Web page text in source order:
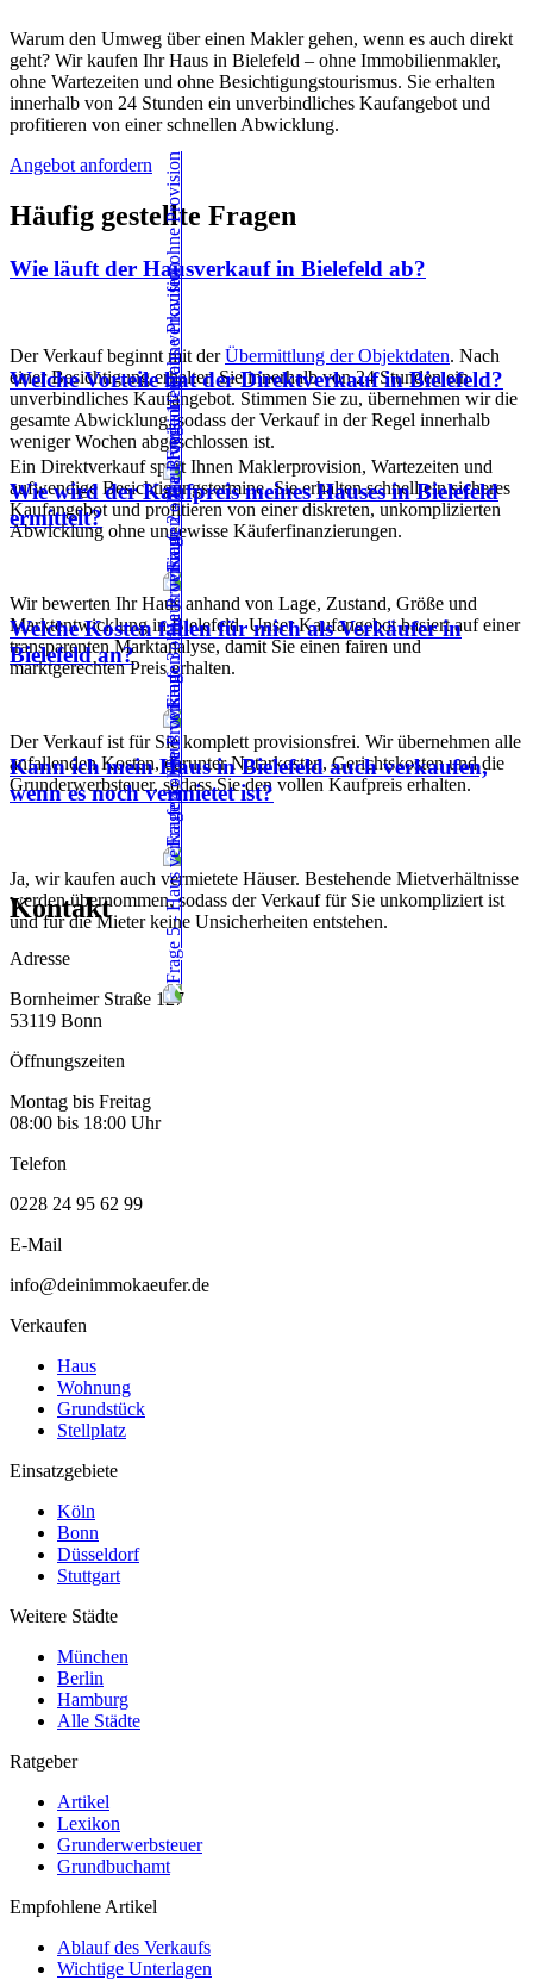
Warum den Umweg über einen Makler gehen, wenn es auch direkt
geht? Wir kaufen Ihr Haus in Bielefeld – ohne Immobilienmakler,
ohne Wartezeiten und ohne Besichtigungstourismus. Sie erhalten
innerhalb von 24 Stunden ein unverbindliches Kaufangebot und
profitieren von einer schnellen Abwicklung.
Angebot anfordern
Häufig gestellte Fragen
Wie läuft der Hausverkauf in Bielefeld ab?
Der Verkauf beginnt mit derÜbermittlung der Objektdaten. Nach
einer Besichtigung erhalten Sie innerhalb von 24 Stunden ein
unverbindliches Kaufangebot. Stimmen Sie zu, übernehmen wir die
gesamte Abwicklung, sodass der Verkauf in der Regel innerhalb
weniger Wochen abgeschlossen ist.
Welche Vorteile hat der Direktverkauf in Bielefeld?
Ein Direktverkauf spart Ihnen Maklerprovision, Wartezeiten und
aufwendige Besichtigungstermine. Sie erhalten schnell ein sicheres
Kaufangebot und profitieren von einer diskreten, unkomplizierten
Abwicklung ohne ungewisse Käuferfinanzierungen.
Wie wird der Kaufpreis meines Hauses in Bielefeld
ermittelt?
Wir bewerten Ihr Haus anhand von Lage, Zustand, Größe und
Marktentwicklung in Bielefeld. Unser Kaufangebot basiert auf einer
transparenten Marktanalyse, damit Sie einen fairen und
marktgerechten Preis erhalten.
Welche Kosten fallen für mich als Verkäufer in
Bielefeld an?
Der Verkauf ist für Sie komplett provisionsfrei. Wir übernehmen alle
anfallenden Kosten, darunter Notarkosten, Gerichtskosten und die
Grunderwerbsteuer, sodass Sie den vollen Kaufpreis erhalten.
Kann ich mein Haus in Bielefeld auch verkaufen,
wenn es noch vermietet ist?
Ja, wir kaufen auch vermietete Häuser. Bestehende Mietverhältnisse
werden übernommen, sodass der Verkauf für Sie unkompliziert ist
und für die Mieter keine Unsicherheiten entstehen.
Kontakt
Adresse
Bornheimer Straße 127
53119 Bonn
Öffnungszeiten
Montag bis Freitag
08:00 bis 18:00 Uhr
Telefon
0228 24 95 62 99
E-Mail
info@deinimmokaeufer.de
Verkaufen
Haus
Wohnung
Grundstück
Stellplatz
Einsatzgebiete
Köln
Bonn
Düsseldorf
Stuttgart
Weitere Städte
München
Berlin
Hamburg
Alle Städte
Ratgeber
Artikel
Lexikon
Grunderwerbsteuer
Grundbuchamt
Empfohlene Artikel
Ablauf des Verkaufs
Wichtige Unterlagen